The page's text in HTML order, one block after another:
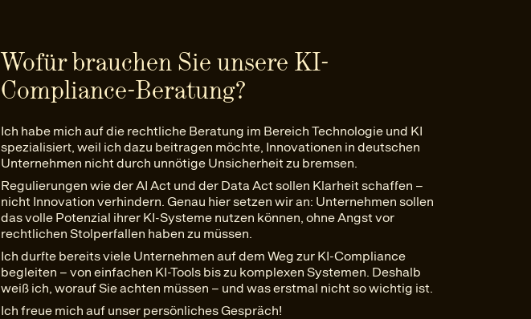
Wofür brauchen Sie unsere KI-
Compliance-Beratung?
Ich habe mich auf die rechtliche Beratung im Bereich Technologie und KI
spezialisiert, weil ich dazu beitragen möchte, Innovationen in deutschen
Unternehmen nicht durch unnötige Unsicherheit zu bremsen.
Regulierungen wie der AI Act und der Data Act sollen Klarheit schaffen –
nicht Innovation verhindern. Genau hier setzen wir an: Unternehmen sollen
das volle Potenzial ihrer KI-Systeme nutzen können, ohne Angst vor
rechtlichen Stolperfallen haben zu müssen.
Ich durfte bereits viele Unternehmen auf dem Weg zur KI-Compliance
begleiten – von einfachen KI-Tools bis zu komplexen Systemen. Deshalb
weiß ich, worauf Sie achten müssen – und was erstmal nicht so wichtig ist.
Ich freue mich auf unser persönliches Gespräch!